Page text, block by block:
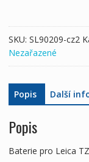
SKU: SL90209-cz2
Nezařazené
Popis Další
Popis
Baterie pro Leica